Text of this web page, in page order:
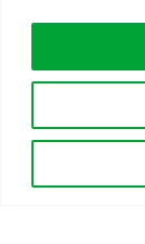
Especies
Noticias
Aviso legal